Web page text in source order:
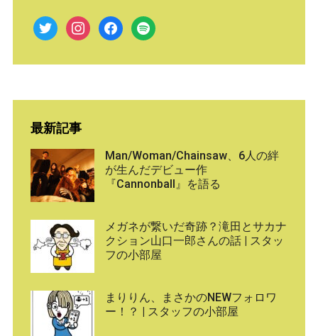
twitter instagramfacebook
spotify
最新記事
Man/Woman/Chainsaw、6人の絆
が生んだデビュー作
『Cannonball』を語る
メガネが繋いだ奇跡？滝田とサカナ
クション山口一郎さんの話 | スタッ
フの小部屋
まりりん、まさかのNEWフォロワ
ー！？ | スタッフの小部屋